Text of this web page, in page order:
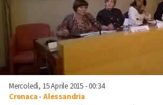
Mercoledì, 15 Aprile 2015 - 00:34
Cronaca-Alessandria